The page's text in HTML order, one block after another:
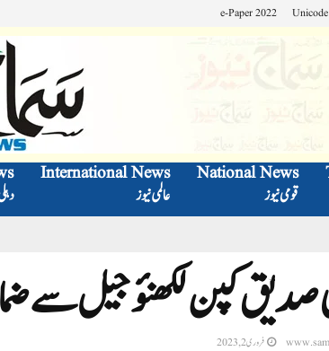
Unicode
e-Paper 2022
National News
قومی نیوز
International News
عالمی نیوز
صدیق کپن لکھنؤ جیل سے
فروری 2, 2023